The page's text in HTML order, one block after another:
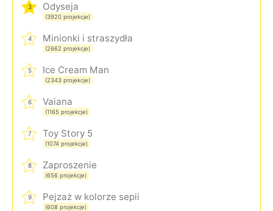
3 Odyseja
(3920 projekcje)
4 Minionki i straszydła
(2662 projekcje)
5 Ice Cream Man
(2343 projekcje)
6 Vaiana
(1165 projekcje)
7 Toy Story 5
(1074 projekcje)
8 Zaproszenie
(656 projekcje)
9 Pejzaż w kolorze sepii
(608 projekcje)